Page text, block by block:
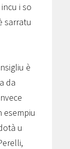
i so
sarratu
è
da
esempiu
u